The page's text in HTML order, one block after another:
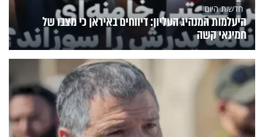
חדשות היום
היעלמות המנהיג העליון: דיווחים באיראן כי מצבו של
חמינאי קשה